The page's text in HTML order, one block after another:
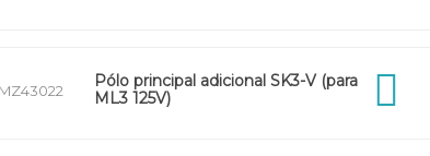
MZ43022
Pólo principal adicional SK3-V (para
ML3 125V)